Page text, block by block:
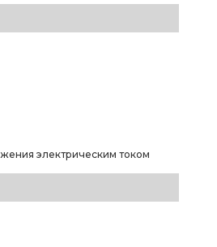
электрическим током